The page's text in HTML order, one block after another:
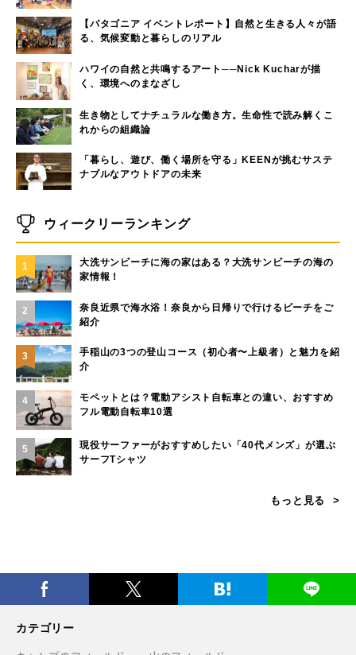
【パタゴニア イベントレポート】自然と生きる人々が語
る、気候変動と暮らしのリアル
ハワイの自然と共鳴するアート──Nick Kucharが描
く、環境へのまなざし
生き物としてナチュラルな働き方。生命性で読み解くこ
れからの組織論
「暮らし、遊び、働く場所を守る」KEENが挑むサステ
ナブルなアウトドアの未来
ウィークリーランキング
1
大洗サンビーチに海の家はある？大洗サンビーチの海の
家情報！
2
奈良近県で海水浴！奈良から日帰りで行けるビーチをご
紹介
3
手稲山の3つの登山コース（初心者〜上級者）と魅力を紹
介
4
モペットとは？電動アシスト自転車との違い、おすすめ
フル電動自転車10選
5
現役サーファーがおすすめしたい「40代メンズ」が選ぶ
サーフTシャツ
もっと見る
カテゴリー